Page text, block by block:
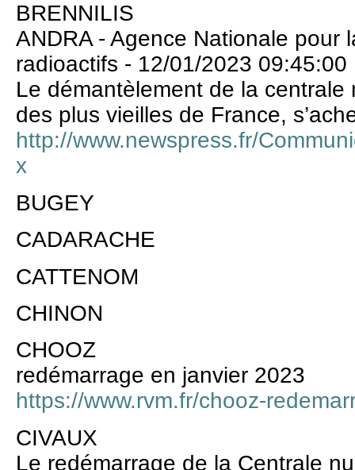
BRENNILIS
ANDRA - Agence Nationale pour
radioactifs - 12/01/2023 09:45:00
Le démantèlement de la centrale
des plus vieilles de France,
http://www.newspress.fr/
x
BUGEY
CADARACHE
CATTENOM
CHINON
CHOOZ
redémarrage en janvier 2023
https://www.rvm.fr/chooz-
CIVAUX
Le redémarrage de la Centrale